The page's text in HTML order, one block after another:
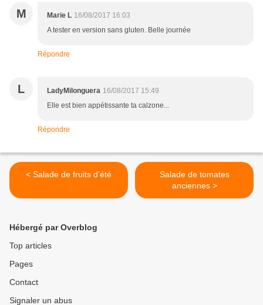
M Marie L 16/08/2017 16:03
A tester en version sans gluten. Belle journée
Répondre
L LadyMilonguera 16/08/2017 15:49
Elle est bien appétissante ta calzone...
Répondre
< Salade de fruits d’été
Salade de tomates
anciennes >
Hébergé par Overblog
Top articles
Pages
Contact
Signaler un abus